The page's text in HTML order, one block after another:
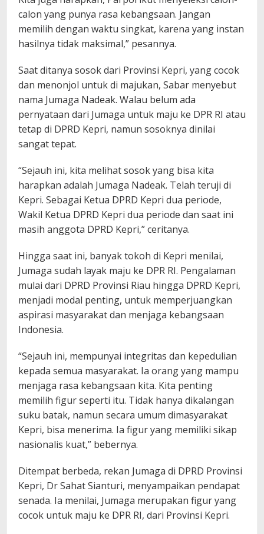
calon yang punya rasa kebangsaan. Jangan
memilih dengan waktu singkat, karena yang instan
hasilnya tidak maksimal,” pesannya.
Saat ditanya sosok dari Provinsi Kepri, yang cocok
dan menonjol untuk di majukan, Sabar menyebut
nama Jumaga Nadeak. Walau belum ada
pernyataan dari Jumaga untuk maju ke DPR RI atau
tetap di DPRD Kepri, namun sosoknya dinilai
sangat tepat.
“Sejauh ini, kita melihat sosok yang bisa kita
harapkan adalah Jumaga Nadeak. Telah teruji di
Kepri. Sebagai Ketua DPRD Kepri dua periode,
Wakil Ketua DPRD Kepri dua periode dan saat ini
masih anggota DPRD Kepri,” ceritanya.
Hingga saat ini, banyak tokoh di Kepri menilai,
Jumaga sudah layak maju ke DPR RI. Pengalaman
mulai dari DPRD Provinsi Riau hingga DPRD Kepri,
menjadi modal penting, untuk memperjuangkan
aspirasi masyarakat dan menjaga kebangsaan
Indonesia.
“Sejauh ini, mempunyai integritas dan kepedulian
kepada semua masyarakat. Ia orang yang mampu
menjaga rasa kebangsaan kita. Kita penting
memilih figur seperti itu. Tidak hanya dikalangan
suku batak, namun secara umum dimasyarakat
Kepri, bisa menerima. Ia figur yang memiliki sikap
nasionalis kuat,” bebernya.
Ditempat berbeda, rekan Jumaga di DPRD Provinsi
Kepri, Dr Sahat Sianturi, menyampaikan pendapat
senada. Ia menilai, Jumaga merupakan figur yang
cocok untuk maju ke DPR RI, dari Provinsi Kepri.